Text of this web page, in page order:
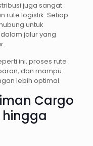
juga sangat
rute logistik. Setiap
untuk
jalur yang
ini, proses rute
dan mampu
lebih optimal.
Cargo